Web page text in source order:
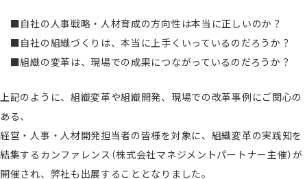
■自社の人事戦略・人材育成の方向性は本当に正しいのか？
■自社の組織づくりは、本当に上手くいっているのだろうか？
■組織の変革は、現場での成果につながっているのだろうか？
上記のように、組織変革や組織開発、現場での改革事例にご関心の
ある、
経営・人事・人材開発担当者の皆様を対象に、組織変革の実践知を
結集するカンファレンス（株式会社マネジメントパートナー主催）が
開催され、弊社も出展することとなりました。